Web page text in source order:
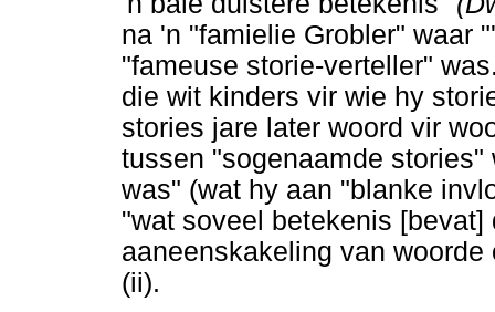
na 'n "famielie Grobler" waar
"fameuse storie-verteller"
die wit kinders vir wie hy
stories jare later woord vir
tussen "sogenaamde
was" (wat hy aan "blanke
"wat soveel betekenis
aaneenskakeling van
(ii).